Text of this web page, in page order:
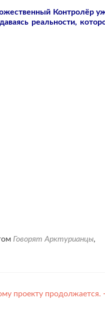
Контролёр
реальности,
Говорят Арктурианцы,
проекту продолжается.